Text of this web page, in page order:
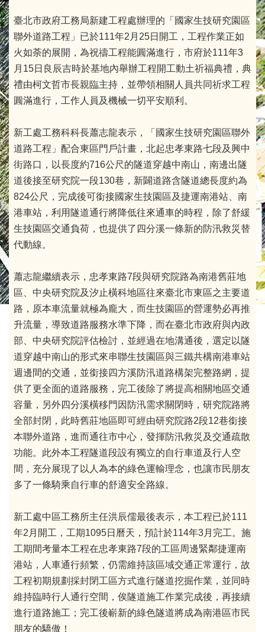
臺北市政府工務局新建工程處辦理的「國家生技研究園區
聯外道路工程」已於111年2月25日開工，工程作業正如
火如荼的展開，為祝禱工程能圓滿進行，市府於111年3
月15日良辰吉時於基地內舉辦工程開工動土祈福典禮，典
禮由柯文哲市長親臨主持，並帶領相關人員共同祈求工程
圓滿進行，工作人員及機械一切平安順利。
新工處工務科科長蕭志龍表示，「國家生技研究園區聯外
道路工程」配合東區門戶計畫，北起忠孝東路七段及興中
街路口，以長度約716公尺的隧道穿越中南山，南邊出隧
道後接至研究院一段130巷，新闢道路含隧道總長度約為
824公尺，完成後可銜接國家生技園區及捷運南港站、南
港車站，利用隧道通行將降低往來通車的時程，除了舒緩
生技園區交通負荷，也提供了四分溪一條新的防汛救災替
代動線。
蕭志龍繼續表示，忠孝東路7段與研究院路為南港舊莊地
區、中央研究院及汐止橫科地區往來臺北市東區之主要道
路，原本車流量就極為龐大，而生技園區的營運勢必再推
升流量，導致道路服務水準下降，而在臺北市政府與內政
部、中央研究院評估檢討，並經過在地溝通後，選定以隧
道穿越中南山的形式來串聯生技園區與三鐵共構南港車站
週邊間的交通，並銜接四方溪防汛道路構架完整路網，提
供了更全面的道路服務，完工後除了將提高相關地區交通
容量，另外四分溪橫移門因防汛需求關閉時，研究院路將
全部封閉，此時舊莊地區即可經由研究院路2段12巷銜接
本聯外道路，進而通往市中心，發揮防汛救災及交通疏散
功能。此外本工程隧道段設有獨立的自行車道及行人空
間，充分展現了以人為本的綠色運輸理念，也讓市民朋友
多了一條騎乘自行車的舒適安全路線。
新工處中區工務所主任洪辰儒最後表示，本工程已於111
年2月開工，工期1095日曆天，預計於114年3月完工。施
工期間考量本工程在忠孝東路7段的工區周邊緊鄰捷運南
港站，人車通行頻繁，仍需維持該區域交通正常運行，故
工程初期規劃採封閉工區方式進行隧道挖掘作業，並同時
維持臨時行人通行空間，俟隧道施工作業完成後，再接續
進行道路施工；完工後嶄新的綠色隧道將成為南港區市民
朋友的驕傲！